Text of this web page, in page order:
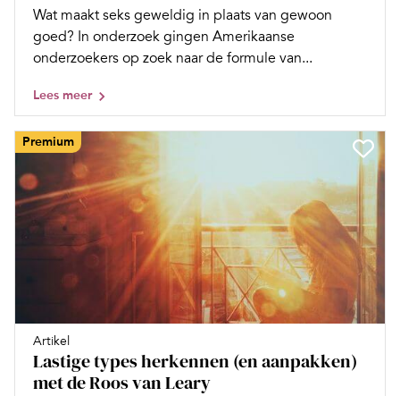
Wat maakt seks geweldig in plaats van gewoon
goed? In onderzoek gingen Amerikaanse
onderzoekers op zoek naar de formule van...
Lees meer
Premium
Artikel
Lastige types herkennen (en aanpakken)
met de Roos van Leary